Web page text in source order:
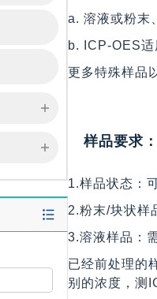
a. 溶液或粉末
b. ICP-OES
更多特殊样品
样品要求：
1.样品状态：
2.粉末/块状样
3.溶液样品：
已经前处理的
别的浓度，测